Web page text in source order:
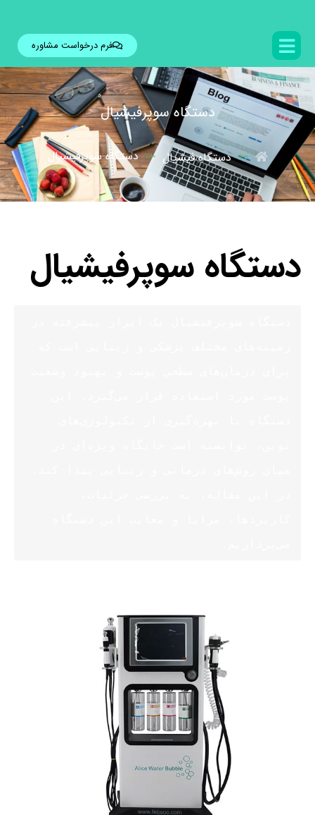
فرم درخواست مشاوره
دستگاه سوپرفیشیال
دستگاه فیشیال دستگاه سوپرفیشیال
دستگاه سوپرفیشیال